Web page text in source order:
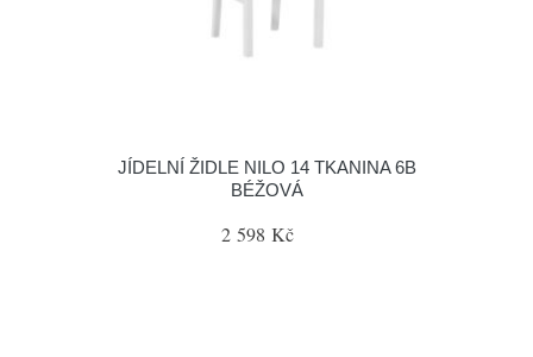
JÍDELNÍ ŽIDLE NILO 14 TKANINA 6B
BÉŽOVÁ
2 598 Kč